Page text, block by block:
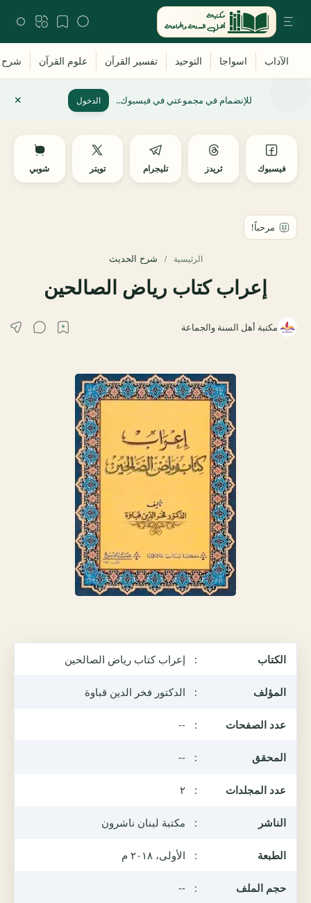
للإنضمام في مجموعتي في فيسبوك.. الدخول
فيسبوك ثريدز تليجرام تويتر شوبي
الرئيسية شرح الحديث
إعراب كتاب رياض الصالحين
الكتاب : إعراب كتاب رياض الصالحين
المؤلف : الدكتور فخر الدين قباوة
عدد الصفحات :
--
المحقق :
--
عدد المجلدات : ٢
الناشر : مكتبة لبنان ناشرون
الطبعة : الأولى، ٢٠١٨ م
حجم الملف :
--